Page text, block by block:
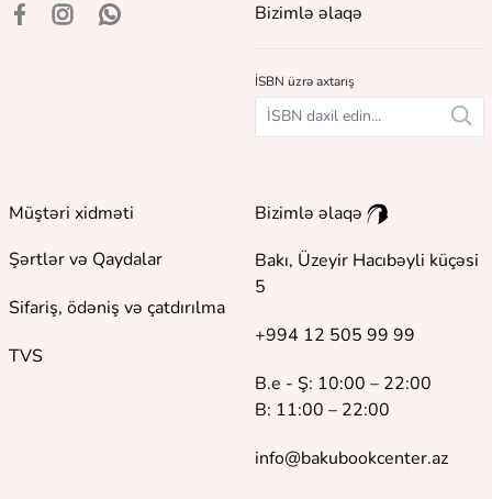
Bizimlə əlaqə
İSBN üzrə axtarış
Müştəri xidməti
Şərtlər və Qaydalar
Sifariş, ödəniş və çatdırılma
TVS
Bizimlə əlaqə
Bakı, Üzeyir Hacıbəyli küçəsi
5
+994 12 505 99 99
B.e - Ş: 10:00 – 22:00
B: 11:00 – 22:00
info@bakubookcenter.az